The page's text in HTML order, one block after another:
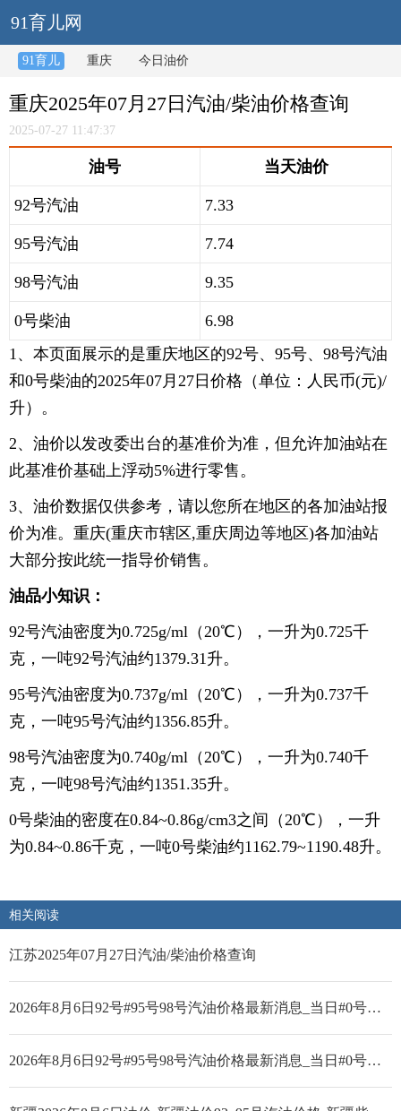
91育儿网
91育儿 重庆 今日油价
重庆2025年07月27日汽油/柴油价格查询
2025-07-27 11:47:37
油号 当天油价
92号汽油 7.33
95号汽油 7.74
98号汽油 9.35
0号柴油
6.98
1、本页面展示的是重庆地区的92号、95号、98号汽油
和0号柴油的2025年07月27日价格（单位：人民币(元)/
升）。
2、油价以发改委出台的基准价为准，但允许加油站在
此基准价基础上浮动5%进行零售。
3、油价数据仅供参考，请以您所在地区的各加油站报
价为准。重庆(重庆市辖区,重庆周边等地区)各加油站
大部分按此统一指导价销售。
油品小知识：
92号汽油密度为0.725g/ml（20℃），一升为0.725千
克，一吨92号汽油约1379.31升。
95号汽油密度为0.737g/ml（20℃），一升为0.737千
克，一吨95号汽油约1356.85升。
98号汽油密度为0.740g/ml（20℃），一升为0.740千
克，一吨98号汽油约1351.35升。
0号柴油的密度在0.84~0.86g/cm3之间（20℃），一升
为0.84~0.86千克，一吨0号柴油约1162.79~1190.48升。
相关阅读
江苏2025年07月27日汽油/柴油价格查询
2026年8月6日92号#95号98号汽油价格最新消息_当日#0号柴油价格
2026年8月6日92号#95号98号汽油价格最新消息_当日#0号柴油价格